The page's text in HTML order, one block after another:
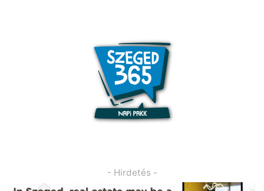
- Hirdetés -